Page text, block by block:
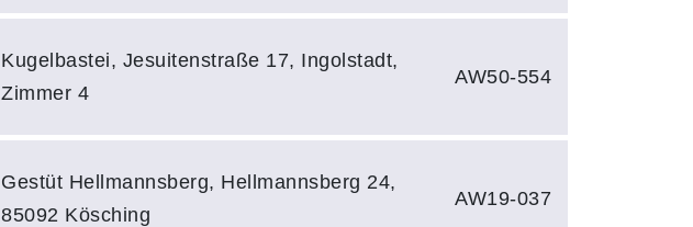
Kugelbastei, Jesuitenstraße 17, Ingolstadt,
Zimmer 4
AW50-554
Gestüt Hellmannsberg, Hellmannsberg 24,
85092 Kösching
AW19-037